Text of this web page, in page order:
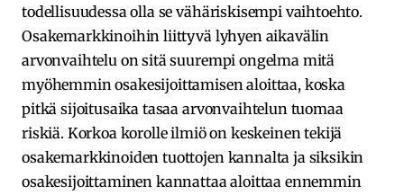
todellisuudessa olla se vähäriskisempi vaihtoehto.
Osakemarkkinoihin liittyvä lyhyen aikavälin
arvonvaihtelu on sitä suurempi ongelma mitä
myöhemmin osakesijoittamisen aloittaa, koska
pitkä sijoitusaika tasaa arvonvaihtelun tuomaa
riskiä. Korkoa korolle ilmiö on keskeinen tekijä
osakemarkkinoiden tuottojen kannalta ja siksikin
osakesijoittaminen kannattaa aloittaa ennemmin